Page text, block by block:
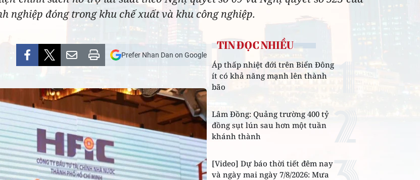
nghiệp đóng trong khu chế xuất và khu công nghiệp.
Prefer Nhan Dan on Google
TIN ĐỌC NHIỀU
Áp thấp nhiệt đới trên Biển Đông
ít có khả năng mạnh lên thành
bão
Lâm Đồng: Quảng trường 400 tỷ
đồng sụt lún sau hơn một tuần
khánh thành
[Video] Dự báo thời tiết đêm nay
và ngày mai ngày 7/8/2026: Mưa